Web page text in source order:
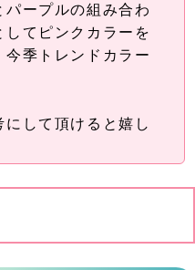
パープルの組み合わ
てピンクカラーを
季トレンドカラー
して頂けると嬉し